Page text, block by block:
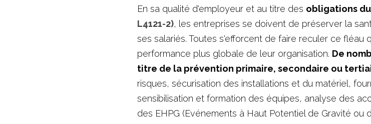
En sa qualité d'employeur et au titre des obligations
L4121-2), les entreprises se doivent de préserver la
ses salariés. Toutes s'efforcent de faire reculer ce fléau
performance plus globale de leur organisation. De
titre de la prévention primaire, secondaire ou
risques, sécurisation des installations et du matériel,
sensibilisation et formation des équipes, analyse des
des EHPG (Evénements à Haut Potentiel de Gravité ou